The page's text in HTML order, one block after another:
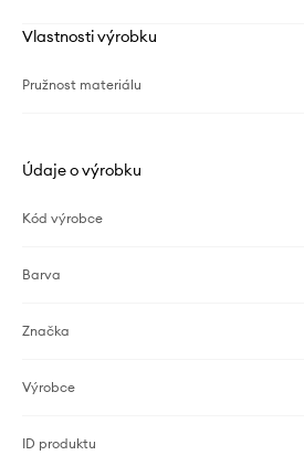
Vlastnosti výrobku
Pružnost materiálu
Údaje o výrobku
Kód výrobce
Barva
Značka
Výrobce
ID produktu